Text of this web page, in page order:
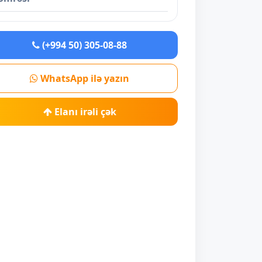
(+994 50) 305-08-88
WhatsApp ilə yazın
Elanı irəli çək